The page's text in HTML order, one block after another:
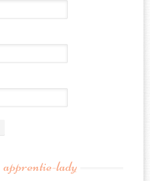
apprentie-lady